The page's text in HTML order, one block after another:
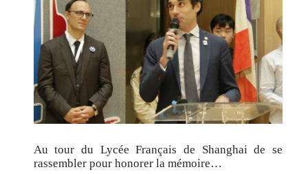
Au tour du Lycée Français de Shanghai de se
rassembler pour honorer la mémoire…